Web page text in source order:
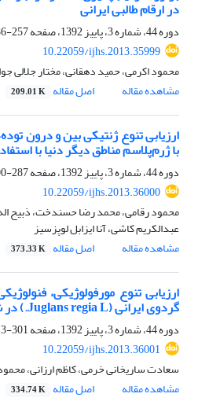
در ارقام طالبی ایرانی
دوره 44، شماره 3، پاییز 1392، صفحه
257-286
10.22059/ijhs.2013.35999
محمود اکرمی، حمید دهقانی، مختار جلالی
مشاهده مقاله
اصل مقاله 209.01 K
ارزیابی تنوع ژنتیکی بین و درون
با ژرم‌پلاسم مناطق دیگر دنیا با
دوره 44، شماره 3، پاییز 1392، صفحه
287-300
10.22059/ijhs.2013.36000
محمود رقامی، محمد رضا حسندخت، ذبیح
عبدالکریم کاشی، آنا ایزابل لوپز‌سیز
مشاهده مقاله
اصل مقاله 373.33 K
ارزیابی تنوع مورفولوژیکی،
گردوی ایرانی (Juglans regia L.) در شمال استان فارس
دوره 44، شماره 3، پاییز 1392، صفحه
301-313
10.22059/ijhs.2013.36001
سعادت ساریخانی خرمی، کاظم ارزانی،
مشاهده مقاله
اصل مقاله 334.74 K